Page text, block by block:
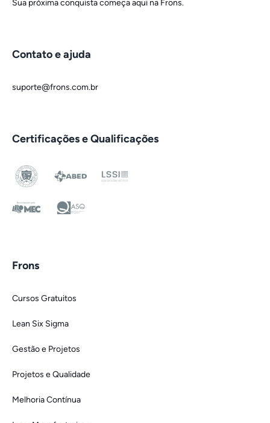
Sua próxima conquista começa aqui na Frons.
Contato e ajuda
suporte@frons.com.br
Certificações e Qualificações
Frons
Cursos Gratuitos
Lean Six Sigma
Gestão e Projetos
Projetos e Qualidade
Melhoria Contínua